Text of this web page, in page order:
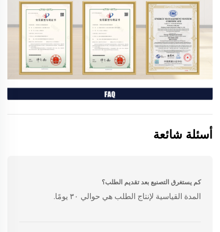
أسئلة شائعة
كم يستغرق التصنيع بعد تقديم الطلب؟
المدة القياسية لإنتاج الطلب هي حوالي ٣٠ يومًا.